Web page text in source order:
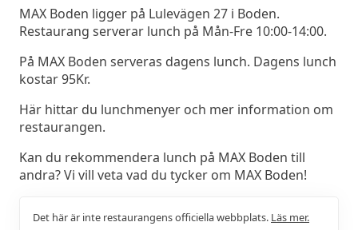
MAX Boden ligger på Lulevägen 27 i Boden.
Restaurang serverar lunch på Mån-Fre 10:00-14:00.
På MAX Boden serveras dagens lunch. Dagens lunch
kostar 95Kr.
Här hittar du lunchmenyer och mer information om
restaurangen.
Kan du rekommendera lunch på MAX Boden till
andra? Vi vill veta vad du tycker om MAX Boden!
Det här är inte restaurangens officiella webbplats. Läs mer.